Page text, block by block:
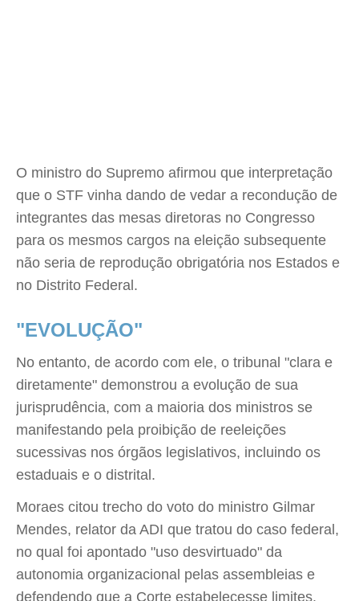
O ministro do Supremo afirmou que interpretação
que o STF vinha dando de vedar a recondução de
integrantes das mesas diretoras no Congresso
para os mesmos cargos na eleição subsequente
não seria de reprodução obrigatória nos Estados e
no Distrito Federal.
"EVOLUÇÃO"
No entanto, de acordo com ele, o tribunal "clara e
diretamente" demonstrou a evolução de sua
jurisprudência, com a maioria dos ministros se
manifestando pela proibição de reeleições
sucessivas nos órgãos legislativos, incluindo os
estaduais e o distrital.
Moraes citou trecho do voto do ministro Gilmar
Mendes, relator da ADI que tratou do caso federal,
no qual foi apontado "uso desvirtuado" da
autonomia organizacional pelas assembleias e
defendendo que a Corte estabelecesse limites.